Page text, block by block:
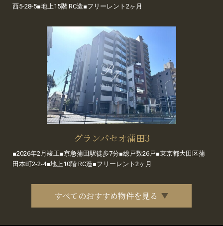
西5-28-5■地上15階 RC造■フリーレント2ヶ月
グランパセオ蒲田3
■2026年2月竣工■京急蒲田駅徒歩7分■総戸数26戸■東京都大田区蒲
田本町2-2-4■地上10階 RC造■フリーレント2ヶ月
すべてのおすすめ物件を見る